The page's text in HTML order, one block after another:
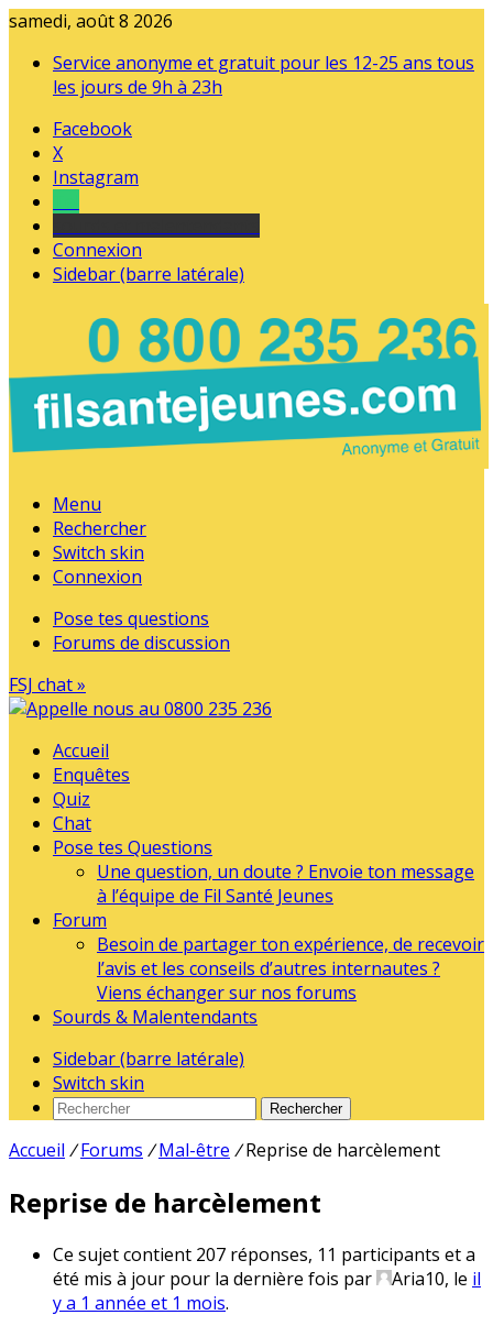
samedi, août 8 2026
Service anonyme et gratuit pour les 12-25 ans tous
les jours de 9h à 23h
Facebook
X
Instagram
Connexion
Sidebar (barre latérale)
Menu
Rechercher
Switch skin
Connexion
Pose tes questions
Forums de discussion
FSJ chat »
Accueil
Enquêtes
Quiz
Chat
Pose tes Questions
Une question, un doute ? Envoie ton message
à l’équipe de Fil Santé Jeunes
Forum
Besoin de partager ton expérience, de recevoir
l’avis et les conseils d’autres internautes ?
Viens échanger sur nos forums
Sourds & Malentendants
Sidebar (barre latérale)
Switch skin
Rechercher
Accueil / Forums / Mal-être / Reprise de harcèlement
Reprise de harcèlement
Ce sujet contient 207 réponses, 11 participants et a
été mis à jour pour la dernière fois par
Aria10, le il
y a 1 année et 1 mois.